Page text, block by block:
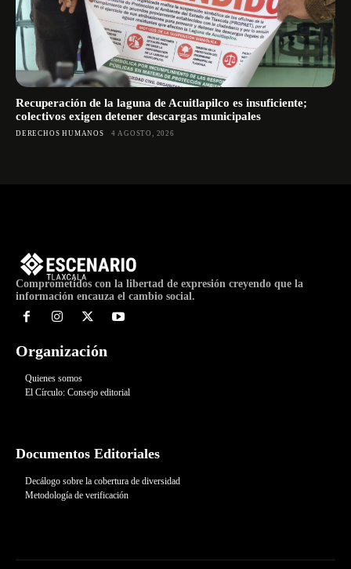
Recuperación de la laguna de Acuitlapilco es insuficiente;
colectivos exigen detener descargas municipales
DERECHOS HUMANOS 4 AGOSTO, 2026
Comprometidos con la libertad de expresión creyendo que la
información encauza el cambio social.
Organización
Quienes somos
El Círculo: Consejo editorial
Documentos Editoriales
Decálogo sobre la cobertura de diversidad
Metodología de verificación